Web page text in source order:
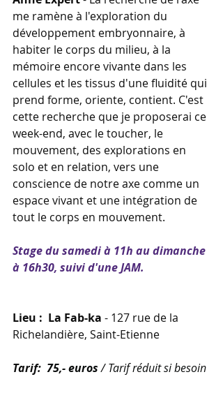
me ramène à l'exploration du
développement embryonnaire, à
habiter le corps du milieu, à la
mémoire encore vivante dans les
cellules et les tissus d'une fluidité qui
prend forme, oriente, contient. C'est
cette recherche que je proposerai ce
week-end, avec le toucher, le
mouvement, des explorations en
solo et en relation, vers une
conscience de notre axe comme un
espace vivant et une intégration de
tout le corps en mouvement.
Stage du samedi à 11h au dimanche
à 16h30, suivi d'une JAM.
Lieu :  La Fab-ka - 127 rue de la
Richelandière, Saint-Etienne
Tarif: 75,- euros / Tarif réduit si besoin